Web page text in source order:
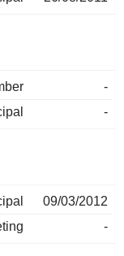
-
-
09/03/2012
-